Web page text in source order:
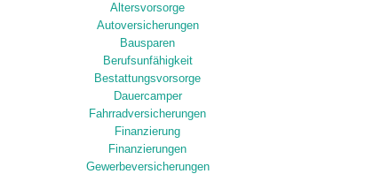
Altersvorsorge
Autoversicherungen
Bausparen
Berufsunfähigkeit
Bestattungsvorsorge
Dauercamper
Fahrradversicherungen
Finanzierung
Finanzierungen
Gewerbeversicherungen